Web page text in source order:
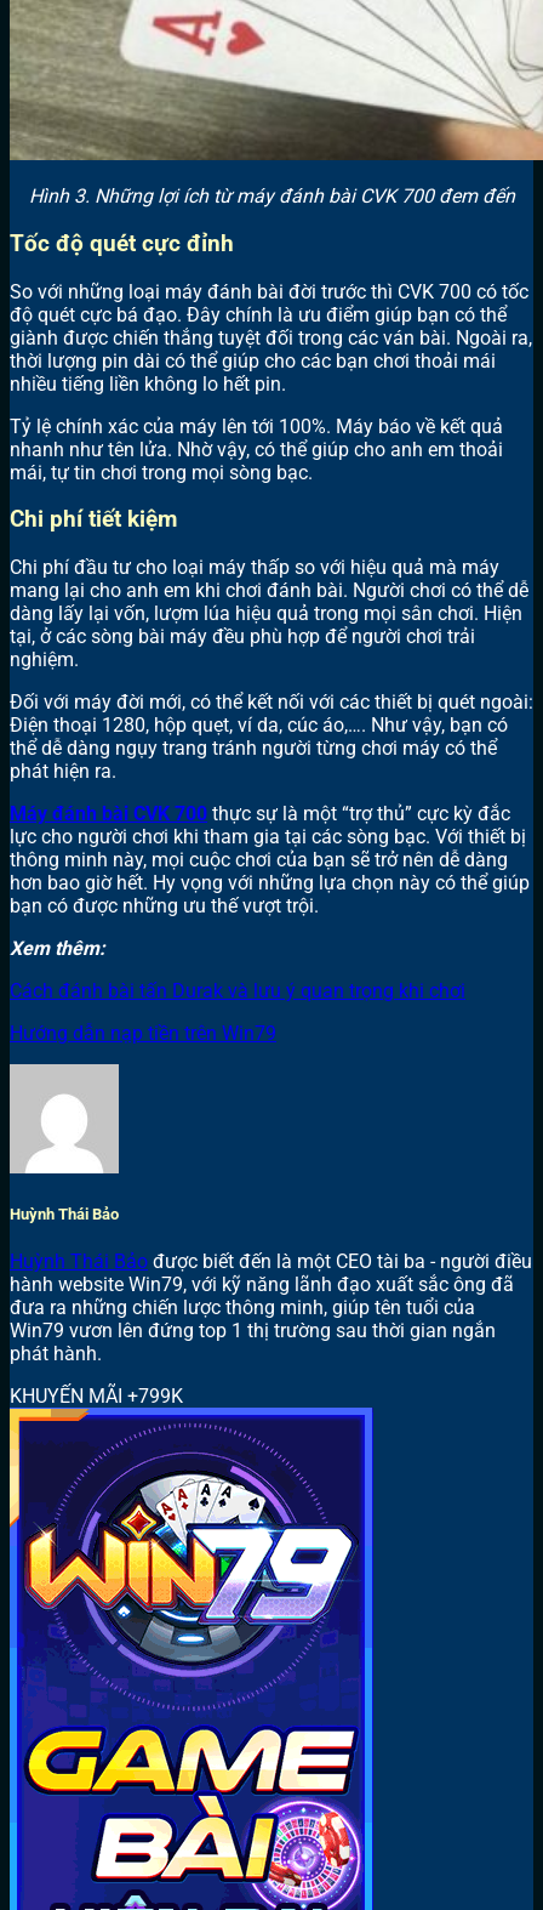
Hình 3. Những lợi ích từ máy đánh bài CVK 700 đem đến
Tốc độ quét cực đỉnh
So với những loại máy đánh bài đời trước thì CVK 700 có tốc
độ quét cực bá đạo. Đây chính là ưu điểm giúp bạn có thể
giành được chiến thắng tuyệt đối trong các ván bài. Ngoài ra,
thời lượng pin dài có thể giúp cho các bạn chơi thoải mái
nhiều tiếng liền không lo hết pin.
Tỷ lệ chính xác của máy lên tới 100%. Máy báo về kết quả
nhanh như tên lửa. Nhờ vậy, có thể giúp cho anh em thoải
mái, tự tin chơi trong mọi sòng bạc.
Chi phí tiết kiệm
Chi phí đầu tư cho loại máy thấp so với hiệu quả mà máy
mang lại cho anh em khi chơi đánh bài. Người chơi có thể dễ
dàng lấy lại vốn, lượm lúa hiệu quả trong mọi sân chơi. Hiện
tại, ở các sòng bài máy đều phù hợp để người chơi trải
nghiệm.
Đối với máy đời mới, có thể kết nối với các thiết bị quét ngoài:
Điện thoại 1280, hộp quẹt, ví da, cúc áo,…. Như vậy, bạn có
thể dễ dàng ngụy trang tránh người từng chơi máy có thể
phát hiện ra.
Máy đánh bài CVK 700 thực sự là một “trợ thủ” cực kỳ đắc
lực cho người chơi khi tham gia tại các sòng bạc. Với thiết bị
thông minh này, mọi cuộc chơi của bạn sẽ trở nên dễ dàng
hơn bao giờ hết. Hy vọng với những lựa chọn này có thể giúp
bạn có được những ưu thế vượt trội.
Xem thêm:
Cách đánh bài tấn Durak và lưu ý quan trọng khi chơi
Hướng dẫn nạp tiền trên Win79
Huỳnh Thái Bảo
Huỳnh Thái Bảo được biết đến là một CEO tài ba - người điều
hành website Win79, với kỹ năng lãnh đạo xuất sắc ông đã
đưa ra những chiến lược thông minh, giúp tên tuổi của
Win79 vươn lên đứng top 1 thị trường sau thời gian ngắn
phát hành.
KHUYẾN MÃI +799K